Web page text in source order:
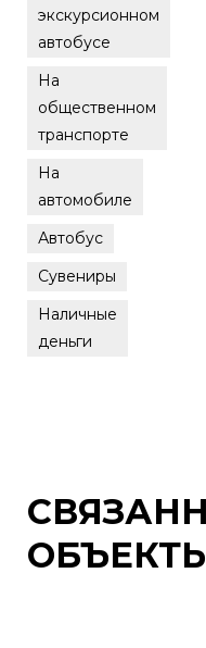
экскурсионном
автобусе
На
общественном
транспорте
На
автомобиле
Автобус
Сувениры
Наличные
деньги